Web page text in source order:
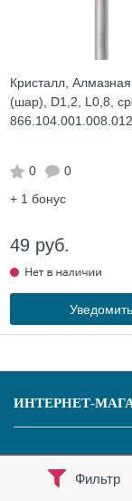
Фильтр
Кристалл,
(шар), D1,2, L0,8,
866.104.001.008.012
0
0
+ 1 бонус
49 руб.
Уведомить
ИНТЕРНЕТ-
Доставка